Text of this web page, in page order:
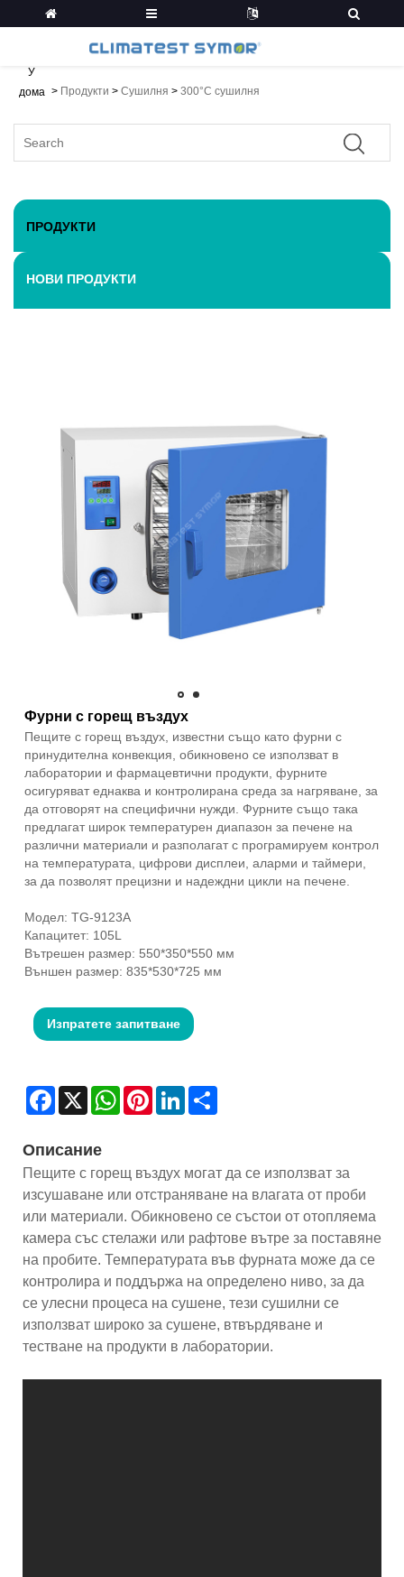
У
дома > Продукти > Сушилня > 300°C сушилня
ПРОДУКТИ
НОВИ ПРОДУКТИ
Фурни с горещ въздух
Пещите с горещ въздух, известни също като фурни с
принудителна конвекция, обикновено се използват в
лаборатории и фармацевтични продукти, фурните
осигуряват еднаква и контролирана среда за нагряване, за
да отговорят на специфични нужди. Фурните също така
предлагат широк температурен диапазон за печене на
различни материали и разполагат с програмируем контрол
на температурата, цифрови дисплеи, аларми и таймери,
за да позволят прецизни и надеждни цикли на печене.
Модел: TG-9123A
Капацитет: 105L
Вътрешен размер: 550*350*550 мм
Външен размер: 835*530*725 мм
Изпратете запитване
Facebook
X WhatsAppPinterestLinkedIn
Описание
Пещите с горещ въздух могат да се използват за
изсушаване или отстраняване на влагата от проби
или материали. Обикновено се състои от отопляема
камера със стелажи или рафтове вътре за поставяне
на пробите. Температурата във фурната може да се
контролира и поддържа на определено ниво, за да
се улесни процеса на сушене, тези сушилни се
използват широко за сушене, втвърдяване и
тестване на продукти в лаборатории.